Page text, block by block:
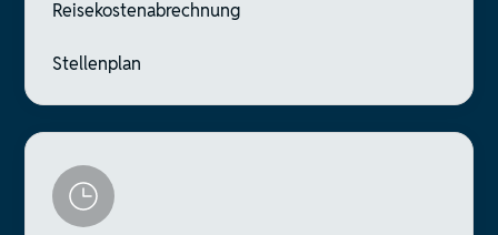
Reisekostenabrechnung
Stellenplan